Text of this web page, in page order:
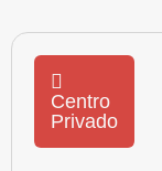
Centro
Privado